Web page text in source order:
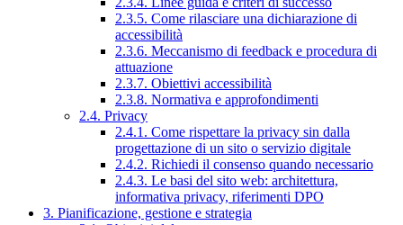
2.3.5. Come rilasciare una dichiarazione di
accessibilità
2.3.6. Meccanismo di feedback e procedura di
attuazione
2.3.7. Obiettivi accessibilità
2.3.8. Normativa e approfondimenti
2.4. Privacy
2.4.1. Come rispettare la privacy sin dalla
progettazione di un sito o servizio digitale
2.4.2. Richiedi il consenso quando necessario
2.4.3. Le basi del sito web: architettura,
informativa privacy, riferimenti DPO
3. Pianificazione, gestione e strategia